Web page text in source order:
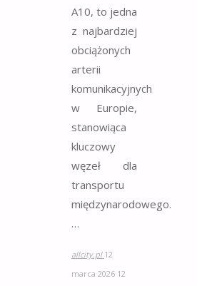
A10, to jedna
z najbardziej
obciążonych
arterii
komunikacyjnych
w Europie,
stanowiąca
kluczowy
węzeł dla
transportu
międzynarodowego.
…
allcity.pl 12
marca 2026 12